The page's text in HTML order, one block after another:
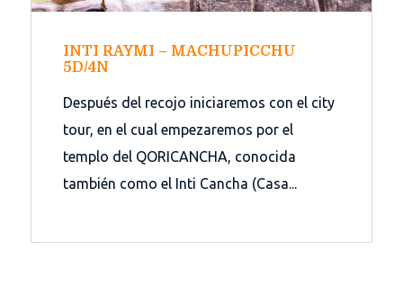
INTI RAYMI – MACHUPICCHU
5D/4N
Después del recojo iniciaremos con el city
tour, en el cual empezaremos por el
templo del QORICANCHA, conocida
también como el Inti Cancha (Casa...